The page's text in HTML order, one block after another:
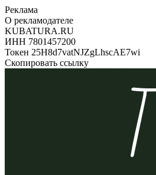
Реклама
О рекламодателе
KUBATURA.RU
ИНН 7801457200
Токен 25H8d7vatNJZgLhscAE7wi
Скопировать ссылку